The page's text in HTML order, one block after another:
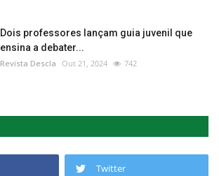
Dois professores lançam guia juvenil que
ensina a debater...
Revista Descla Out 21, 2024 742
Twitter